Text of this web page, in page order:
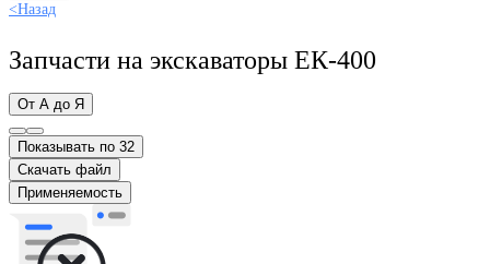
<Назад
Запчасти на экскаваторы ЕК-400
От А до Я
Показывать по 32
Скачать файл
Применяемость